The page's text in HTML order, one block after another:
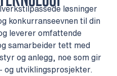
løsninger
konkurranseevnen til din
leverer omfattende
samarbeider tett med
og anlegg, noe som gir
og utviklingsprosjekter.